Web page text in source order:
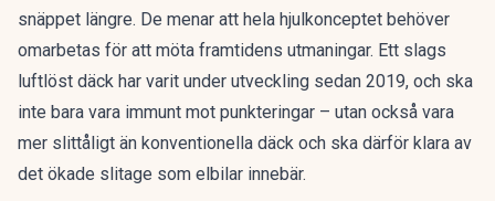
snäppet längre. De menar att hela hjulkonceptet behöver
omarbetas för att möta framtidens utmaningar. Ett slags
luftlöst däck har varit under utveckling sedan 2019, och ska
inte bara vara immunt mot punkteringar – utan också vara
mer slittåligt än konventionella däck och ska därför klara av
det ökade slitage som elbilar innebär.